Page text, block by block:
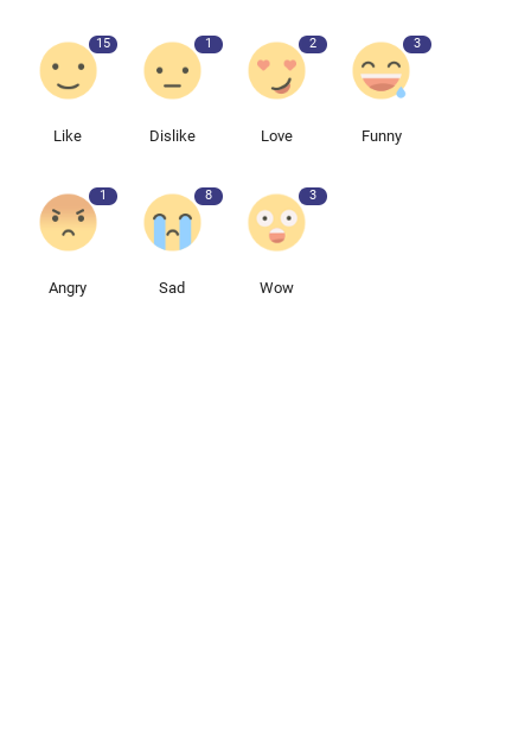
15
Like
1
Dislike
2
Love
3
Funny
1
Angry
8
Sad
3
Wow